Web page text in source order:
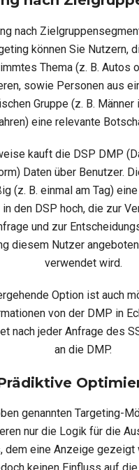
können Sie Nutzern,
Thema (z. B. Autos
sowie Personen aus
Gruppe (z. B.
eine relevante
kauft die DSP DMP
Daten über Benutzer.
(z. B. einmal am Tag)
den DSP hoch, die zur
und zur
diesem Nutzer
verwendet wird.
Option ist auch
von der DMP in
nach jeder Anfrage des
an die DMP.
genannten Targeting-
nur die Logik für die
dem eine Anzeige gezeigt
keinen Einfluss auf